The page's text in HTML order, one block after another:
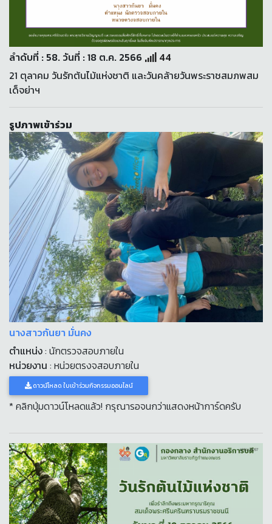
ลำดับที่ : 58. วันที่ : 18 ต.ค. 2566
44
21 ตุลาคม วันรักต้นไม้แห่งชาติ และวันคล้ายวันพระราชสมภพสม
เด็จย่าฯ
รูปภาพเข้าร่วม
นางสาวกันยา มั่นคง
ตำแหน่ง: นักตรวจสอบภายใน
หน่วยงาน : หน่วยตรงจสอบภายใน
ดาวน์โหลด ใบเข้าร่วมกิจกรรมออนไลน์
* คลิกปุ่มดาวน์โหลดแล้ว! กรุณารอจนกว่าแสดงหน้าการ์ดครับ